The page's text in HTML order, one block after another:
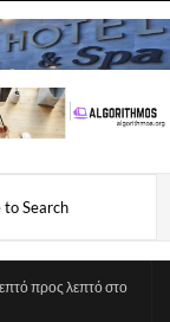
προς λεπτό στο